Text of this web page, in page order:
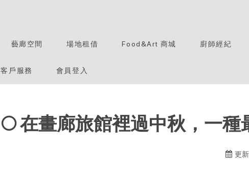
藝廊空間 場地租借 Food&Art 商城 廚師經紀
客戶服務 會員登入
🌕 在畫廊旅館裡過中秋，一種
更